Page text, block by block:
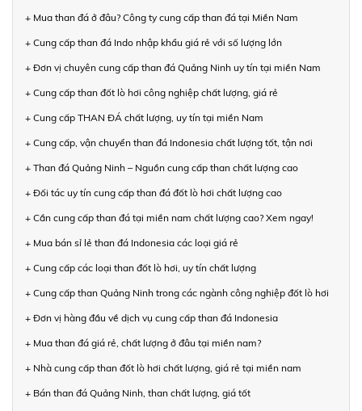
+ Mua than đá ở đâu? Công ty cung cấp than đá tại Miền Nam
+ Cung cấp than đá Indo nhập khẩu giá rẻ với số lượng lớn
+ Đơn vị chuyên cung cấp than đá Quảng Ninh uy tín tại miền Nam
+ Cung cấp than đốt lò hơi công nghiệp chất lượng, giá rẻ
+ Cung cấp THAN ĐÁ chất lượng, uy tín tại miền Nam
+ Cung cấp, vận chuyển than đá Indonesia chất lượng tốt, tận nơi
+ Than đá Quảng Ninh – Nguồn cung cấp than chất lượng cao
+ Đối tác uy tín cung cấp than đá đốt lò hơi chất lượng cao
+ Cần cung cấp than đá tại miền nam chất lượng cao? Xem ngay!
+ Mua bán sỉ lẻ than đá Indonesia các loại giá rẻ
+ Cung cấp các loại than đốt lò hơi, uy tín chất lượng
+ Cung cấp than Quảng Ninh trong các ngành công nghiệp đốt lò hơi
+ Đơn vị hàng đầu về dịch vụ cung cấp than đá Indonesia
+ Mua than đá giá rẻ, chất lượng ở đâu tại miền nam?
+ Nhà cung cấp than đốt lò hơi chất lượng, giá rẻ tại miền nam
+ Bán than đá Quảng Ninh, than chất lượng, giá tốt